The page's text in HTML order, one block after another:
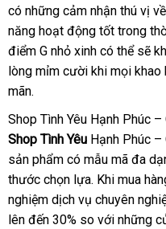
có shopee
những cảm nhận thú vị
năng hoạt động tốt trong
điểm G nhỏ xinh bền
có thể đặt
mua
sẽ
lòng mỉm cười khi khuyến
mọi khao
mãn.
Shop Tình Yêu Hạnh Phúc –
Shop Tình Yêu Hạnh Phúc
sản phẩm có mẫu mã đa
thước chọn lựakiểm
tra
. đấu
giá
Khi mua
nghiệm dịch vụ chuyên
mua
lên đến 30% so bảng
với đặt
những